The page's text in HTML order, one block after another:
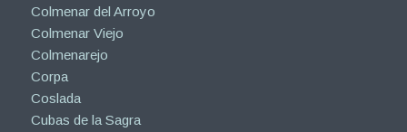
Colmenar del Arroyo
Colmenar Viejo
Colmenarejo
Corpa
Coslada
Cubas de la Sagra